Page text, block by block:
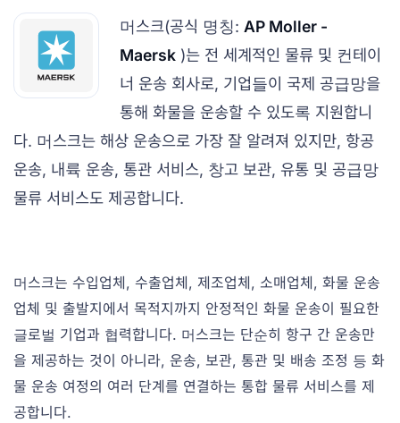
머스크(공식 명칭: AP Moller -
Maersk )는 전 세계적인 물류 및 컨테이
너 운송 회사로, 기업들이 국제 공급망을
통해 화물을 운송할 수 있도록 지원합니
다. 머스크는 해상 운송으로 가장 잘 알려져 있지만, 항공
운송, 내륙 운송, 통관 서비스, 창고 보관, 유통 및 공급망
물류 서비스도 제공합니다.
머스크는 수입업체, 수출업체, 제조업체, 소매업체, 화물 운송
업체 및 출발지에서 목적지까지 안정적인 화물 운송이 필요한
글로벌 기업과 협력합니다. 머스크는 단순히 항구 간 운송만
을 제공하는 것이 아니라, 운송, 보관, 통관 및 배송 조정 등 화
물 운송 여정의 여러 단계를 연결하는 통합 물류 서비스를 제
공합니다.